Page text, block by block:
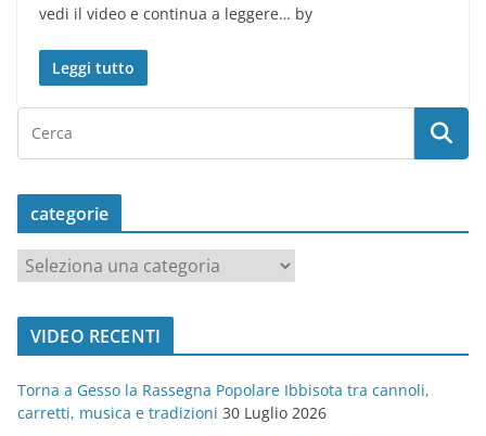
vedi il video e continua a leggere… by
Leggi tutto
categorie
a
t
o
r
VIDEO RECENTI
Torna a Gesso la Rassegna Popolare Ibbisota tra cannoli,
carretti, musica e tradizioni 30 Luglio 2026